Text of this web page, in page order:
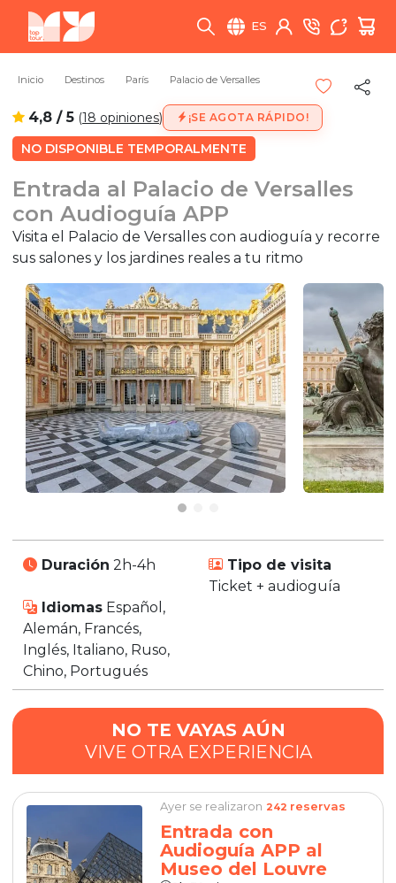
ES
Inicio Destinos París Palacio de Versalles
4,8 / 5 (18 opiniones) ¡SE AGOTA RÁPIDO!
NO DISPONIBLE TEMPORALMENTE
Entrada al Palacio de Versalles
con Audioguía APP
Visita el Palacio de Versalles con audioguía y recorre
sus salones y los jardines reales a tu ritmo
Duración 2h-4h
Tipo de visita
Ticket + audioguía
Idiomas Español,
Alemán, Francés,
Inglés, Italiano, Ruso,
Chino, Portugués
NO TE VAYAS AÚN
VIVE OTRA EXPERIENCIA
Ayer se realizaron 242 reservas
Entrada con
Audioguía APP al
Museo del Louvre